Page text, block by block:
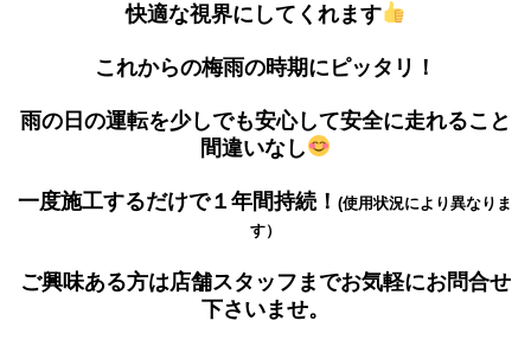
快適な視界にしてくれます
これからの梅雨の時期にピッタリ！
雨の日の運転を少しでも安心して安全に走れること
間違いなし
一度施工するだけで１年間持続！(使用状況により異なりま
す）
ご興味ある方は店舗スタッフまでお気軽にお問合せ
下さいませ。